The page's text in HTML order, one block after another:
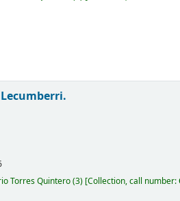
Torres Quintero(3) Collection, call number: